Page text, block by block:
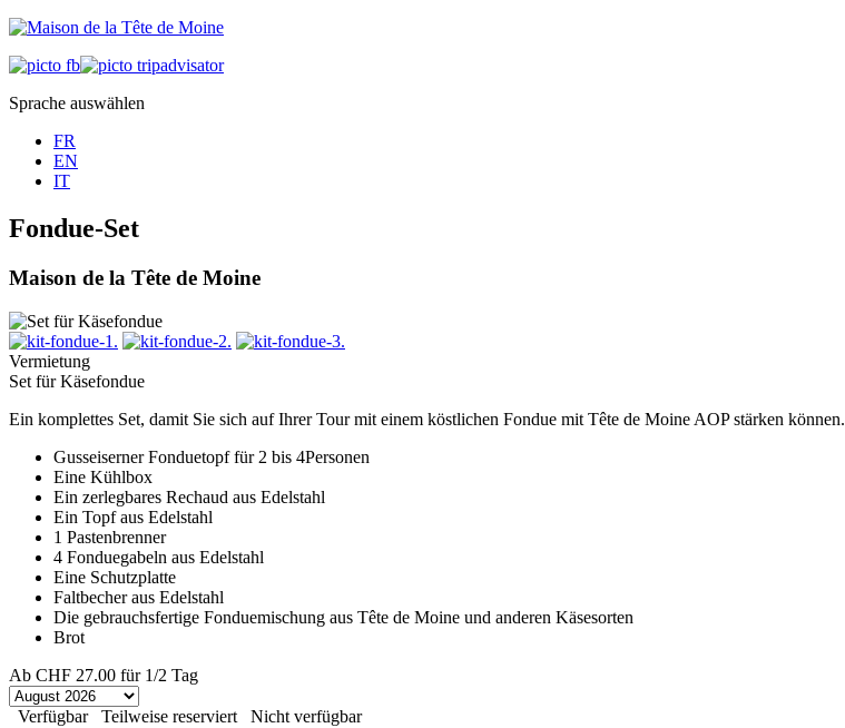
Sprache auswählen
FR
EN
IT
Fondue-Set
Maison de la Tête de Moine
Vermietung
Set für Käsefondue
Ein komplettes Set, damit Sie sich auf Ihrer Tour mit einem köstlichen Fondue mit Tête de Moine AOP stärken können.
Gusseiserner Fonduetopf für 2 bis 4Personen
Eine Kühlbox
Ein zerlegbares Rechaud aus Edelstahl
Ein Topf aus Edelstahl
1 Pastenbrenner
4 Fonduegabeln aus Edelstahl
Eine Schutzplatte
Faltbecher aus Edelstahl
Die gebrauchsfertige Fonduemischung aus Tête de Moine und anderen Käsesorten
Brot
Ab CHF 27.00 für 1/2 Tag
Verfügbar Teilweise reserviert
Nicht verfügbar